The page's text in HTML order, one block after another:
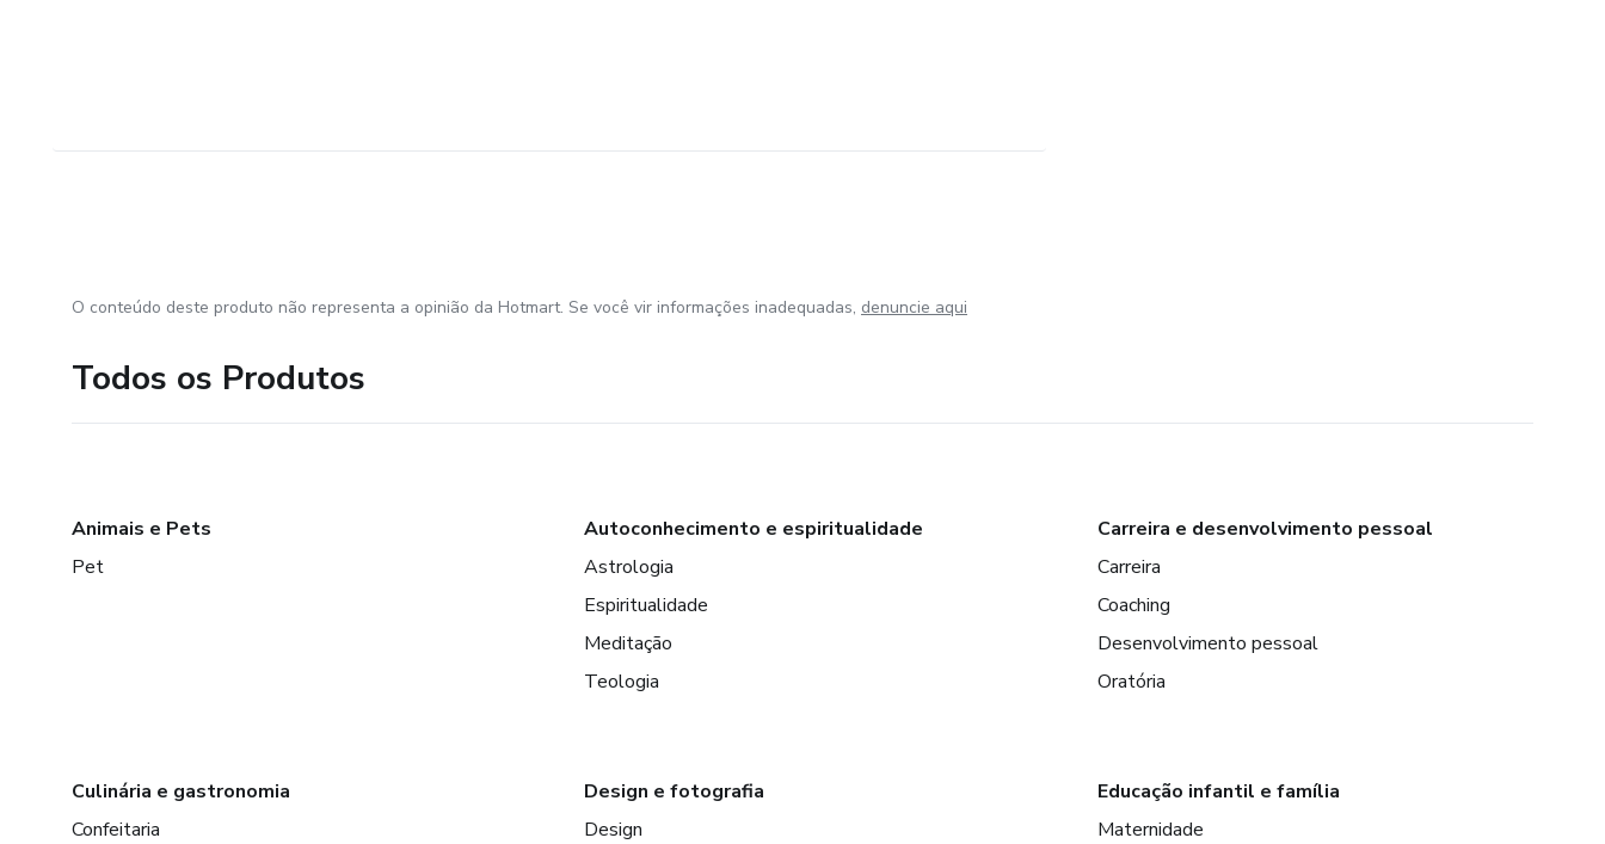
O conteúdo deste produto não representa a opinião da Hotmart. Se você vir informações inadequadas, denuncie aqui
Todos os Produtos
Animais e Pets
Pet
Autoconhecimento e espiritualidade
Astrologia
Espiritualidade
Meditação
Teologia
Carreira e desenvolvimento pessoal
Carreira
Coaching
Desenvolvimento pessoal
Oratória
Culinária e gastronomia
Confeitaria
Design e fotografia
Design
Educação infantil e família
Maternidade